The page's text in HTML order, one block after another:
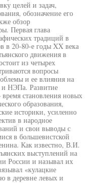
целей и задач,
обозначение его
обзор
Первая глава
традиций в
в 20-80-е годы XX века
движения в
из четырех
вопросы
и ее влияния на
и НЭПа. Развитие
становления новых
образования,
историки, усиленно
в народное
и свои выводы с
в большевистской
Как известно, В.И.
выступлений на
России и называл их
«кулацкие
в деревне левых и